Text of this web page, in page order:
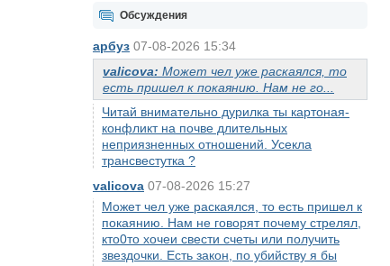
Обсуждения
арбуз 07-08-2026 15:34
valicova: Может чел уже раскаялся, то
есть пришел к покаянию. Нам не го...
Читай внимательно дурилка ты картоная-
конфликт на почве длительных
неприязненных отношений. Усекла
трансвестутка ?
valicova 07-08-2026 15:27
Может чел уже раскаялся, то есть пришел к
покаянию. Нам не говорят почему стрелял,
кто0то хочеи свести счеты или получить
звездочки. Есть закон, по убийству я бы